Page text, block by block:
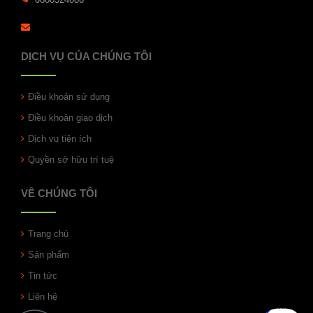
DỊCH VỤ CỦA CHÚNG TÔI
Điều khoản sử dụng
Điều khoản giao dịch
Dịch vụ tiện ích
Quyền sở hữu trí tuệ
VỀ CHÚNG TÔI
Trang chủ
Sản phẩm
Tin tức
Liên hệ